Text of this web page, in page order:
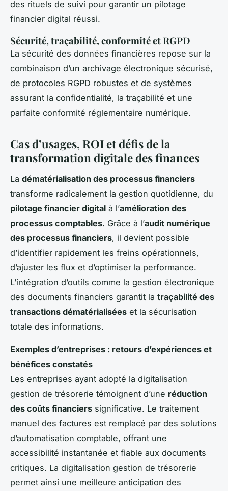
des rituels de suivi pour garantir un pilotage
financier digital réussi.
Sécurité, traçabilité, conformité et RGPD
La sécurité des données financières repose sur la
combinaison d’un archivage électronique sécurisé,
de protocoles RGPD robustes et de systèmes
assurant la confidentialité, la traçabilité et une
parfaite conformité réglementaire numérique.
Cas d’usages, ROI et défis de la
transformation digitale des finances
La dématérialisation des processus financiers
transforme radicalement la gestion quotidienne, du
pilotage financier digital à l’amélioration des
processus comptables. Grâce à l’audit numérique
des processus financiers, il devient possible
d’identifier rapidement les freins opérationnels,
d’ajuster les flux et d’optimiser la performance.
L’intégration d’outils comme la gestion électronique
des documents financiers garantit la traçabilité des
transactions dématérialisées et la sécurisation
totale des informations.
Exemples d’entreprises : retours d’expériences et
bénéfices constatés
Les entreprises ayant adopté la digitalisation
gestion de trésorerie témoignent d’une réduction
des coûts financiers significative. Le traitement
manuel des factures est remplacé par des solutions
d’automatisation comptable, offrant une
accessibilité instantanée et fiable aux documents
critiques. La digitalisation gestion de trésorerie
permet ainsi une meilleure anticipation des